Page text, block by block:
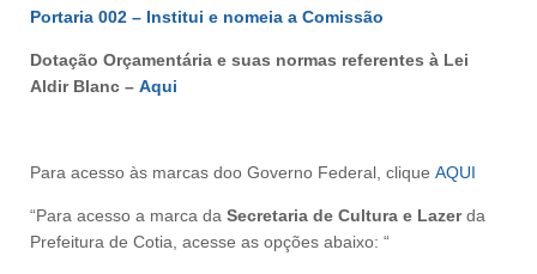
Portaria 002 – Institui e nomeia a Comissão
Dotação Orçamentária e suas normas referentes à Lei
Aldir Blanc – Aqui
Para acesso às marcas doo Governo Federal, clique AQUI
“Para acesso a marca da Secretaria de Cultura e Lazerda
Prefeitura de Cotia, acesse as opções abaixo: “